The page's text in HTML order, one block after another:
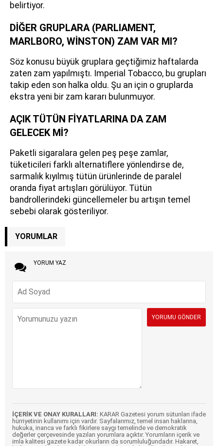
belirtiyor.
DİĞER GRUPLARA (PARLIAMENT,
MARLBORO, WİNSTON) ZAM VAR MI?
Söz konusu büyük gruplara geçtiğimiz haftalarda
zaten zam yapılmıştı. Imperial Tobacco, bu grupları
takip eden son halka oldu. Şu an için o gruplarda
ekstra yeni bir zam kararı bulunmuyor.
AÇIK TÜTÜN FİYATLARINA DA ZAM
GELECEK Mİ?
Paketli sigaralara gelen peş peşe zamlar,
tüketicileri farklı alternatiflere yönlendirse de,
sarmalık kıyılmış tütün ürünlerinde de paralel
oranda fiyat artışları görülüyor. Tütün
bandrollerindeki güncellemeler bu artışın temel
sebebi olarak gösteriliyor.
YORUMLAR
YORUM YAZ
İÇERİK VE ONAY KURALLARI: KARAR Gazetesi yorum sütunları ifade
hürriyetinin kullanımı için vardır. Sayfalarımız, temel insan haklarına,
hukuka, inanca ve farklı fikirlere saygı temelinde ve demokratik
değerler çerçevesinde yazılan yorumlara açıktır. Yorumların içerik ve
imla kalitesi gazete kadar okurların da sorumluluğundadır. Hakaret,